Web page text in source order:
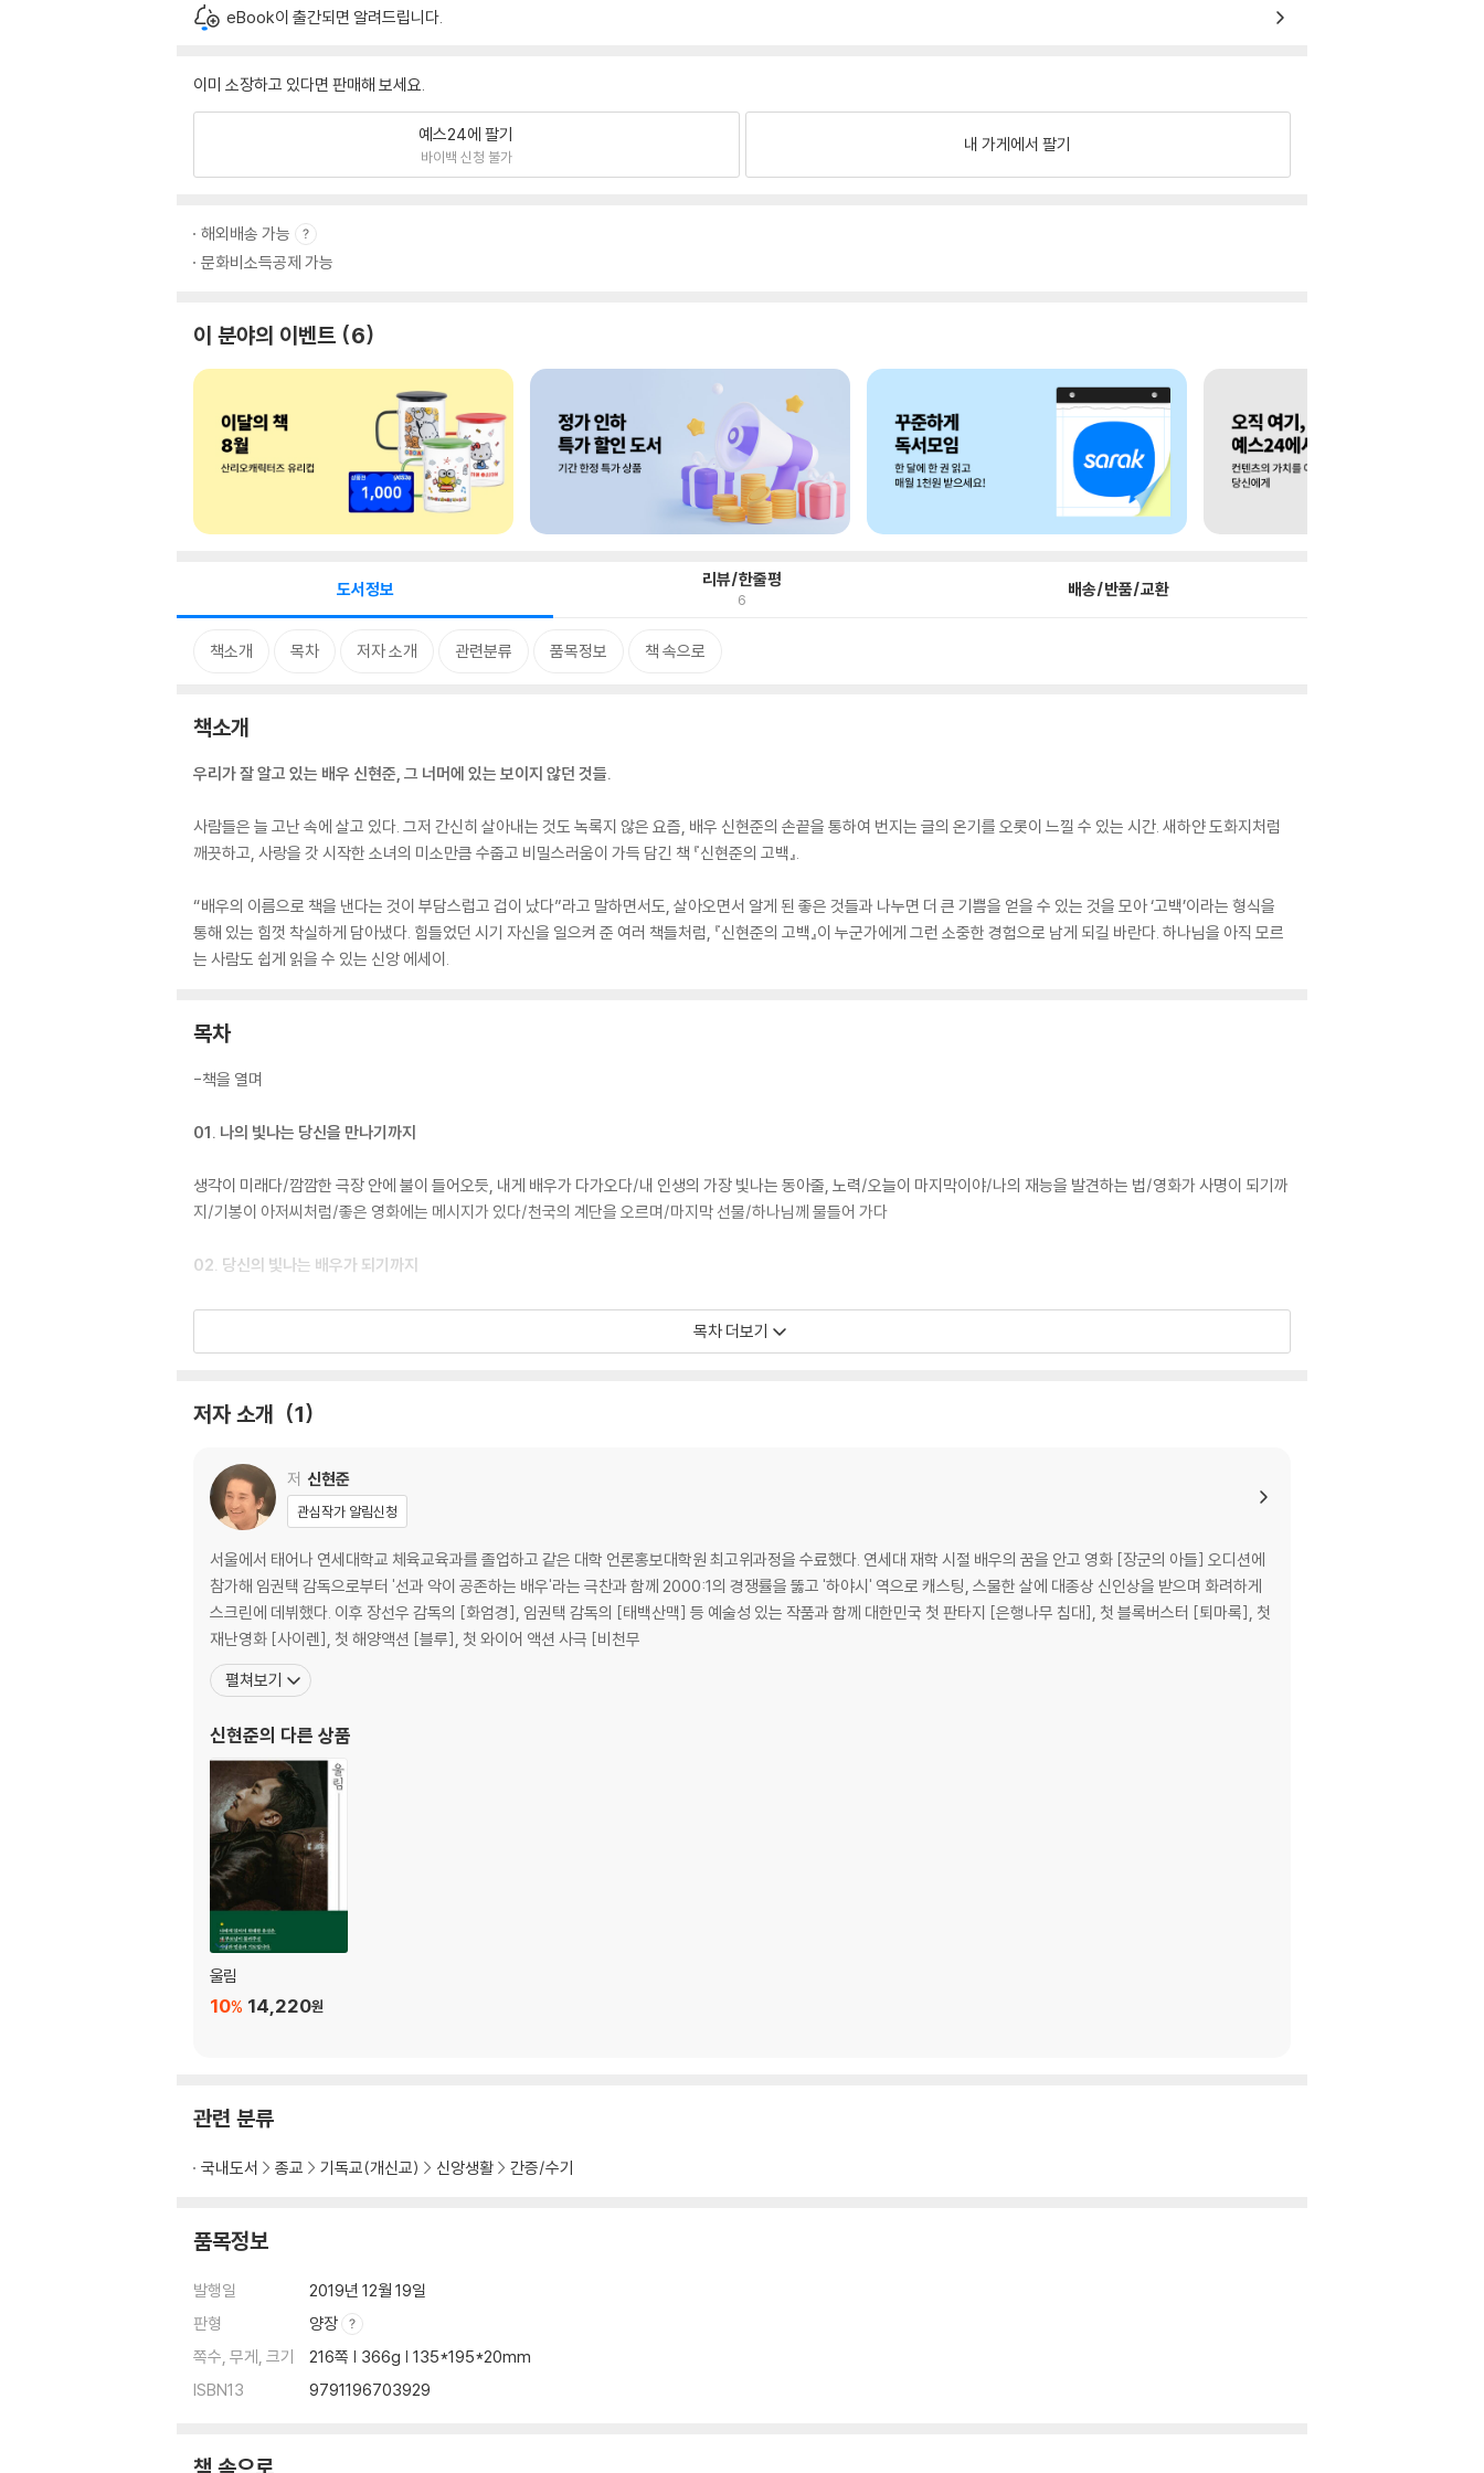
eBook이 출간되면 알려드립니다.
이미 소장하고 있다면 판매해 보세요.
예스24에 팔기
바이백 신청 불가
내 가게에서 팔기
해외배송 가능
문화비소득공제 가능
이 분야의 이벤트 6
도서정보 리뷰/한줄평
6 배송/반품/교환
책소개 목차 저자 소개 관련분류 품목정보 책 속으로
책소개
우리가 잘 알고 있는 배우 신현준, 그 너머에 있는 보이지 않던 것들.
사람들은 늘 고난 속에 살고 있다. 그저 간신히 살아내는 것도 녹록지 않은 요즘, 배우 신현준의 손끝을 통하여 번지는 글의 온기를 오롯이 느낄 수 있는 시간. 새하얀 도화지처럼
깨끗하고, 사랑을 갓 시작한 소녀의 미소만큼 수줍고 비밀스러움이 가득 담긴 책 『신현준의 고백』.
“배우의 이름으로 책을 낸다는 것이 부담스럽고 겁이 났다”라고 말하면서도, 살아오면서 알게 된 좋은 것들과 나누면 더 큰 기쁨을 얻을 수 있는 것을 모아 ‘고백’이라는 형식을
통해 있는 힘껏 착실하게 담아냈다. 힘들었던 시기 자신을 일으켜 준 여러 책들처럼, 『신현준의 고백』이 누군가에게 그런 소중한 경험으로 남게 되길 바란다. 하나님을 아직 모르
는 사람도 쉽게 읽을 수 있는 신앙 에세이.
목차
-책을 열며
01. 나의 빛나는 당신을 만나기까지
생각이 미래다/깜깜한 극장 안에 불이 들어오듯, 내게 배우가 다가오다/내 인생의 가장 빛나는 동아줄, 노력/오늘이 마지막이야/나의 재능을 발견하는 법/영화가 사명이 되기까
지/기봉이 아저씨처럼/좋은 영화에는 메시지가 있다/천국의 계단을 오르며/마지막 선물/하나님께 물들어 가다
02. 당신의 빛나는 배우가 되기까지
하나님의 말씀대로 산다는 것은, 때에 따라 비구름이 동반된다/회개/슬럼프를 겪는다는 것/먼저 손을 내민다는 것/나와 다른 사람을 껴안아 주기/분노하지 않기/고난에 대처하
는 우리의 자세/아픔은 자격증이다/인생은 절망의 반대편에서 시작된다/풍랑 속의 깨달음 하나/십자가와 햇살/낮은 자리에 앉기/겸손은 조용하다/술과 아토피와 회개/성결에
03. 삶이라는 무대에서
배우라서 행복하다/나의 달란트를 발견한다는 것/우리가 받아들여야 하는 두 가지/죽음도 훈련이 필요하다/나이가 든다는 것/보물 같은 기억들/커피보다 향기로운 그것/여행
중 책의 진짜 쓰임새/말씀을 본다는 것, 하나님을 만난다는 것/말씀으로 인도해 주시는 하나님/지금 생각해도 너무너무 잘한 일/내 생애 가장 아름다웠던 크리스마스/용기 있는
미소/근신하며 산다는 것은/먼저 된 자와 나중 된 자/하나님을 증거한다는 것/믿음이와 오잉이의 대화/고래 심줄의 행복
04. 꿈을 향해 달려가며
유머 있는 사람이 되고 싶다/스타와 악플러/혀를 다스리기/사색 소년과 독서/대표자로 산다는 것/친절을 베푼다는 것/나의 로망, 오드리 헵번/나의 돈지갑은 무거울까, 가벼울
까/아름다움을 보는 눈/내가 누군가를 행복하게 해 줄 수 있다면/누구나 행복한 사람이다/사랑, 그 찬란함에 대하여/남과 여/사랑이란/사랑하는 나의 가족/영화가 좋아/나의
달려갈 길
05.책 속의 책
실수가 없으신 하나님(이하늬)/하나님, 살아 계시다면 한 번만 도와주세요(권오중)/나의 스승들, 신현준의 인명사
-책을 닫으며
목차 더보기
저자 소개 1
저 신현준
관심작가 알림신청
서울에서 태어나 연세대학교 체육교육과를 졸업하고 같은 대학 언론홍보대학원 최고위과정을 수료했다. 연세대 재학 시절 배우의 꿈을 안고 영화 [장군의 아들] 오디션에
참가해 임권택 감독으로부터 '선과 악이 공존하는 배우'라는 극찬과 함께 2000:1의 경쟁률을 뚫고 '하야시' 역으로 캐스팅, 스물한 살에 대종상 신인상을 받으며 화려하게
스크린에 데뷔했다. 이후 장선우 감독의 [화엄경], 임권택 감독의 [태백산맥] 등 예술성 있는 작품과 함께 대한민국 첫 판타지 [은행나무 침대], 첫 블록버스터 [퇴마록], 첫
재난영화 [사이렌], 첫 해양액션 [블루], 첫 와이어 액션 사극 [비천무
펼쳐보기
신현준의 다른 상품
울림
14,220원
10%
관련 분류
국내도서 종교 기독교(개신교) 신앙생활 간증/수기
품목정보
발행일
2019년 12월 19일
판형
양장
쪽수, 무게, 크기
216쪽 | 366g | 135*195*20mm
ISBN13
9791196703929
책 속으로